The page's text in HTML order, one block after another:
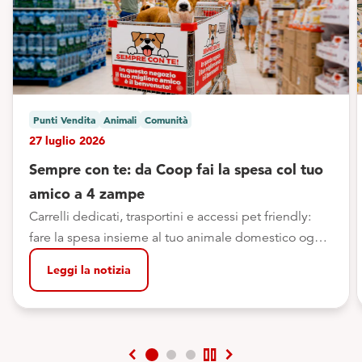
Punti Vendita Animali Comunità
27 luglio 2026
Sempre con te: da Coop fai la spesa col tuo
amico a 4 zampe
Carrelli dedicati, trasportini e accessi pet friendly:
fare la spesa insieme al tuo animale domestico oggi
è ancora più semplice
Leggi la notizia
chevron_left pause chevron_right